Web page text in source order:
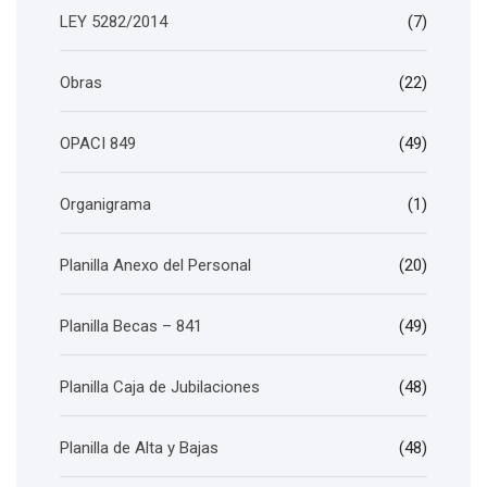
LEY 5282/2014 (7)
Obras (22)
OPACI 849 (49)
Organigrama (1)
Planilla Anexo del Personal (20)
Planilla Becas – 841 (49)
Planilla Caja de Jubilaciones (48)
Planilla de Alta y Bajas (48)